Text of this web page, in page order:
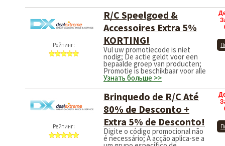
Рейтинг:
R/C Speelgoed &
Accessoires Extra 5%
KORTING!
Vul uw promotiecode is niet
nodig; De actie geldt voor een
bepaalde groep van producten;
Promotie is beschikbaar voor alle
Узнать больше >>
Рейтинг:
Brinquedo de R/C Até
80% de Desconto +
Extra 5% de Desconto!
Digite o código promocional não
é necessário; A acção aplica-se a